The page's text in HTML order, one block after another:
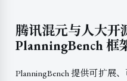
腾讯混元与人大开
PlanningBench 框
PlanningBench 提供可扩展